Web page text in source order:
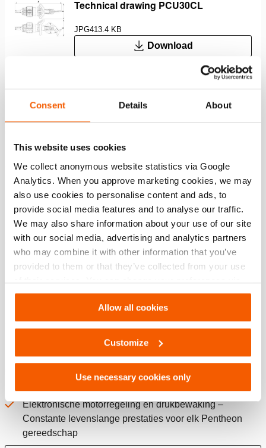
Consent Details About
This website uses cookies
We collect anonymous website statistics via Google
Analytics. When you approve marketing cookies, we may
also use cookies to personalise content and ads, to
provide social media features and to analyse our traffic.
We may also share information about your use of our site
with our social media, advertising and analytics partners
who may combine it with other information that you’ve
provided to them or that they’ve collected from your use
of their services. You can change your preferences via
Settings. See ourcookiestatement.
Allow all cookies
Customize
Use necessary cookies only
Technical drawing PCU30CL
JPG413.4 KB
Download
Functies
reddingsoperaties
Snelste schaar op de markt dankzij Stepless Speed
Maximization (gepatenteerd) – Het gereedschap
optimaliseert continu de instellingen van de motor en
pomp, zodat je bij elke belasting van het gereedschap
de hoogst mogelijke snelheid krijgt
Maximale bedieningsflexibiliteit met twee
snelheidsstanden – Lagere snelheid voor training/demo
en de snelle Pentheon stand
hantering van het gereedschap
Inline bedieningshandgreep met twee snelheden –
Schakel tussen hoge en lage snelheid en behoud altijd
Gegarandeerd maximaal vermogen gedurende de gehele
levensduur van het gereedschap
Elektronische motorregeling en drukbewaking –
Constante levenslange prestaties voor elk Pentheon
gereedschap